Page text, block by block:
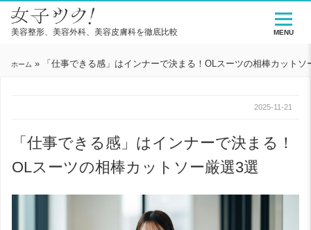
美容整形、美容外科、美容皮膚科を徹底比較
ホーム » 「仕事できる感」はインナーで決まる！OLスーツの相棒カットソ
2025-11-21
「仕事できる感」はインナーで決まる！
OLスーツの相棒カットソー厳選3選
MENU